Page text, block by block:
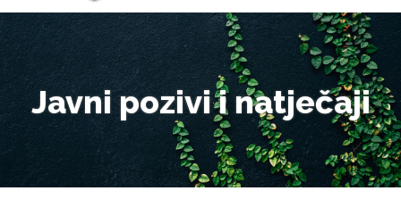
Javni pozivi i natječaji